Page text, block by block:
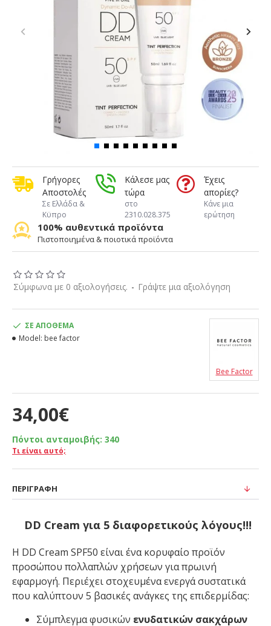
Γρήγορες
Αποστολές
Σε Ελλάδα &
Κϋπρο
Κάλεσε μας
τώρα
στο
2310.028.375
Έχεις
απορίες?
Κάνε μια
ερώτηση
100% αυθεντικά προϊόντα
Πιστοποιημένα & ποιοτικά προϊόντα
Σύμφωνα με 0 αξιολογήσεις. - Γράψτε μια αξιολόγηση
34,00€
Πόντοι ανταμοιβής: 340
Τι είναι αυτό;
ΣΕ ΑΠΌΘΕΜΑ
Model: bee factor
Bee Factor
ΠΕΡΙΓΡΑΦΉ
DD Cream για 5 διαφορετικούς λόγους!!!
H DD Cream SPF50 είναι ένα κορυφαίο προϊόν
προσώπου πολλαπλών χρήσεων για πρωινή
εφαρμογή. Περιέχει στοχευμένα ενεργά συστατικά
που καλύπτουν 5 βασικές ανάγκες της επιδερμίδας:
Σύμπλεγμα φυσικών ενυδατικών σακχάρων